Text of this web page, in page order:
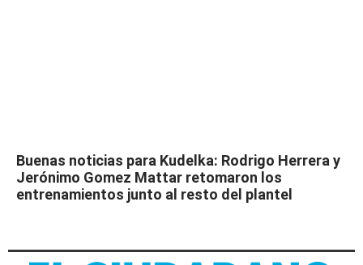
Buenas noticias para Kudelka: Rodrigo Herrera y
Jerónimo Gomez Mattar retomaron los
entrenamientos junto al resto del plantel